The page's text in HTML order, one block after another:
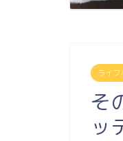
ライフ
そ
ッ